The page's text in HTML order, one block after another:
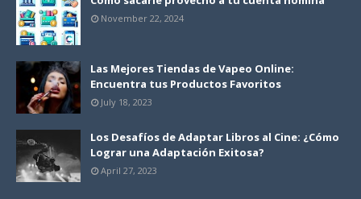
November 22, 2024
Las Mejores Tiendas de Vapeo Online:
Encuentra tus Productos Favoritos
July 18, 2023
Los Desafíos de Adaptar Libros al Cine: ¿Cómo
Lograr una Adaptación Exitosa?
April 27, 2023